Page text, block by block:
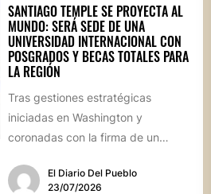
SANTIAGO TEMPLE SE PROYECTA AL
MUNDO: SERÁ SEDE DE UNA
UNIVERSIDAD INTERNACIONAL CON
POSGRADOS Y BECAS TOTALES PARA
LA REGIÓN
Tras gestiones estratégicas
iniciadas en Washington y
coronadas con la firma de un
departamento Río...
El Diario Del Pueblo
23/07/2026